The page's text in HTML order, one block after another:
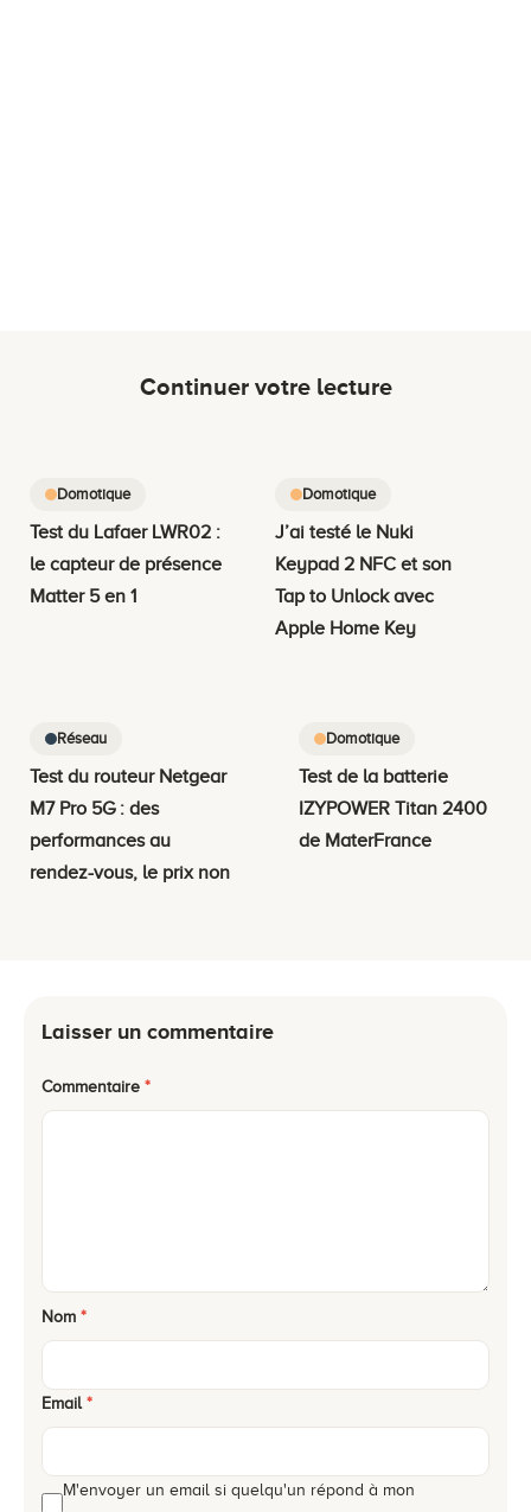
Continuer votre lecture
Domotique
Test du Lafaer LWR02 :
le capteur de présence
Matter 5 en 1
Domotique
J’ai testé le Nuki
Keypad 2 NFC et son
Tap to Unlock avec
Apple Home Key
Réseau
Test du routeur Netgear
M7 Pro 5G : des
performances au
rendez-vous, le prix non
Domotique
Test de la batterie
IZYPOWER Titan 2400
de MaterFrance
Laisser un commentaire
Commentaire *
Nom *
Email *
M'envoyer un email si quelqu'un répond à mon